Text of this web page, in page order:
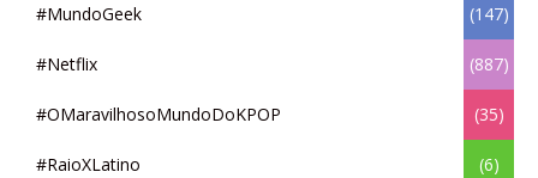
#MundoGeek (147)
#Netflix (887)
#OMaravilhosoMundoDoKPOP (35)
#RaioXLatino (6)